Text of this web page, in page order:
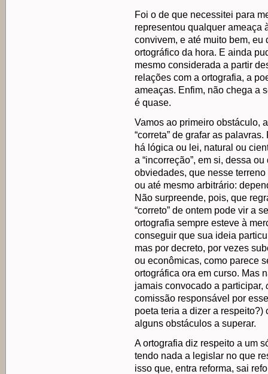
Foi o de que necessitei para
representou qualquer ameaça
convivem, e até muito bem,
ortográfico da hora. E ainda
mesmo considerada a partir
relações com a ortografia, a
ameaças. Enfim, não chega a
é quase.
Vamos ao primeiro obstáculo,
“correta” de grafar as
há lógica ou lei, natural ou
a “incorreção”, em si, dessa
obviedades, que nesse
ou até mesmo arbitrário:
Não surpreende, pois, que
“correto” de ontem pode vir a
ortografia sempre esteve à
conseguir que sua ideia
mas por decreto, por vezes
ou econômicas, como parece
ortográfica ora em curso. Mas
jamais convocado a participar,
comissão responsável por
poeta teria a dizer a
alguns obstáculos a superar.
A ortografia diz respeito a um
tendo nada a legislar no que
isso que, entra reforma, sai